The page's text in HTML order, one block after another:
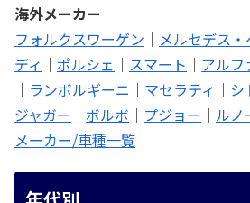
海外メーカー
フォルクスワーゲン ｜ メルセデス
ディ ｜ ポルシェ ｜ スマート ｜ アルフ
｜ ランボルギーニ ｜ マセラティ ｜ シ
ジャガー ｜ ボルボ ｜ プジョー ｜ ルノ
メーカー/車種一覧